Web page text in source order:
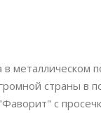
в
страны в
с